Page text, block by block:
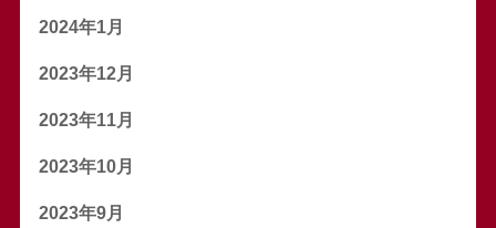
2024年1月
2023年12月
2023年11月
2023年10月
2023年9月